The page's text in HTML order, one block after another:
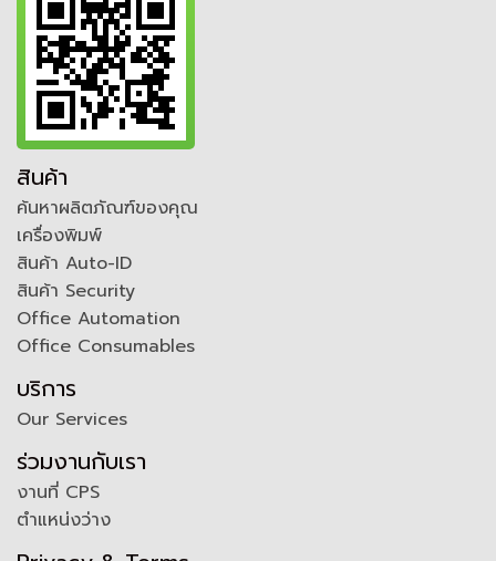
สินค้า
ค้นหาผลิตภัณฑ์ของคุณ
เครื่องพิมพ์
สินค้า Auto-ID
สินค้า Security
Office Automation
Office Consumables
บริการ
Our Services
ร่วมงานกับเรา
งานที่ CPS
ตำแหน่งว่าง